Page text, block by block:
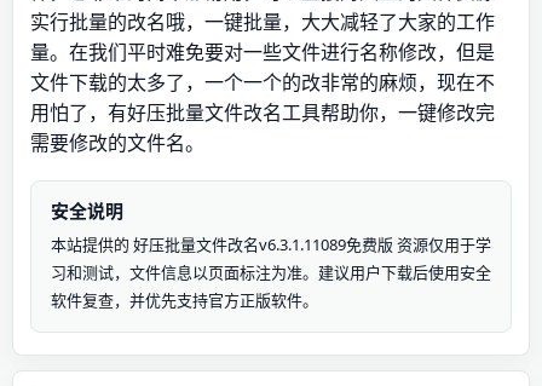
实行批量的改名哦，一键批量，大大减轻了大家的工作
量。在我们平时难免要对一些文件进行名称修改，但是
文件下载的太多了，一个一个的改非常的麻烦，现在不
用怕了，有好压批量文件改名工具帮助你，一键修改完
需要修改的文件名。
安全说明
本站提供的 好压批量文件改名v6.3.1.11089免费版 资源仅用于学
习和测试，文件信息以页面标注为准。建议用户下载后使用安全
软件复查，并优先支持官方正版软件。